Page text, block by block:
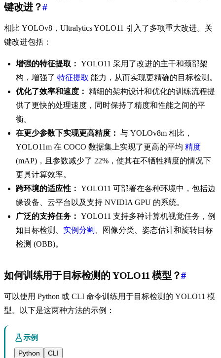
键改进？#
相比 YOLOv8，Ultralytics YOLO11 引入了多项重大改进。关
键改进包括：
增强的特征提取： YOLO11 采用了改进的主干和颈部架
构，增强了 特征提取 能力，从而实现更精确的目标检测。
优化了效率和速度： 精细的架构设计和优化的训练流程提
供了更快的处理速度，同时保持了精度和性能之间的平
衡。
在更少参数下实现更高精度： 与 YOLOv8m 相比，
YOLO11m 在 COCO 数据集上实现了更高的平均 精度
(mAP)，且参数减少了 22%，使其在不牺牲精度的情况下
更具计算效率。
跨环境的适应性： YOLO11 可部署在各种环境中，包括边
缘设备、云平台以及支持 NVIDIA GPU 的系统。
广泛的支持任务： YOLO11 支持多种计算机视觉任务，例
如目标检测、 实例分割
、图像分类、姿态估计和旋转目标
检测 (OBB)。
如何训练用于目标检测的 YOLO11 模型？#
可以使用 Python 或 CLI 命令训练用于目标检测的 YOLO11 模
型。以下是这两种方法的示例：
示例
Python
CLI